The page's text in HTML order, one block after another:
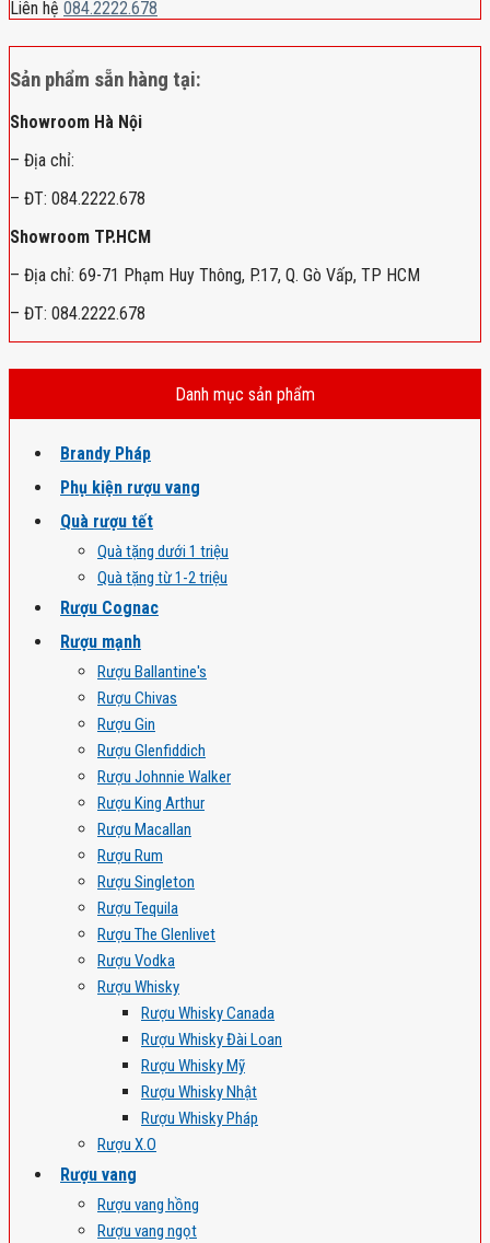
Liên hệ 084.2222.678
Sản phẩm sẵn hàng tại:
Showroom Hà Nội
– Địa chỉ:
– ĐT: 084.2222.678
Showroom TP.HCM
– Địa chỉ: 69-71 Phạm Huy Thông, P.17, Q. Gò Vấp, TP HCM
– ĐT: 084.2222.678
Danh mục sản phẩm
Brandy Pháp
Phụ kiện rượu vang
Quà rượu tết
Quà tặng dưới 1 triệu
Quà tặng từ 1-2 triệu
Rượu Cognac
Rượu mạnh
Rượu Ballantine's
Rượu Chivas
Rượu Gin
Rượu Glenfiddich
Rượu Johnnie Walker
Rượu King Arthur
Rượu Macallan
Rượu Rum
Rượu Singleton
Rượu Tequila
Rượu The Glenlivet
Rượu Vodka
Rượu Whisky
Rượu Whisky Canada
Rượu Whisky Đài Loan
Rượu Whisky Mỹ
Rượu Whisky Nhật
Rượu Whisky Pháp
Rượu X.O
Rượu vang
Rượu vang hồng
Rượu vang ngọt